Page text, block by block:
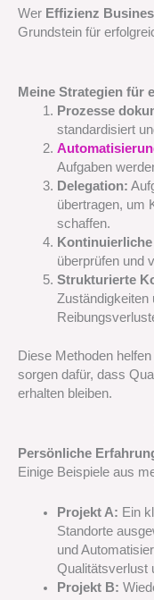
Wer Effizienz
Grundstein für
Meine Strategien für
Prozesse
standardisiert
Aufgaben
Delegation:
übertragen, um
schaffen.
überprüfen und
Strukturierte
Zuständigkeiten
Diese Methoden
sorgen dafür, dass
erhalten bleiben.
Persönliche
Einige Beispiele aus
Projekt A: Ein
Standorte
und
Qualitätsverlust
Projekt B: